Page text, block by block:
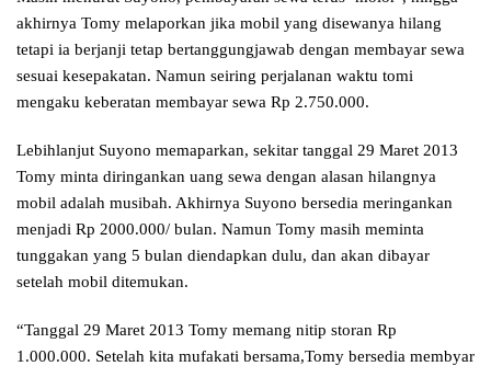
akhirnya Tomy melaporkan jika mobil yang disewanya hilang
tetapi ia berjanji tetap bertanggungjawab dengan membayar sewa
sesuai kesepakatan. Namun seiring perjalanan waktu tomi
mengaku keberatan membayar sewa Rp 2.750.000.
Lebihlanjut Suyono memaparkan, sekitar tanggal 29 Maret 2013
Tomy minta diringankan uang sewa dengan alasan hilangnya
mobil adalah musibah. Akhirnya Suyono bersedia meringankan
menjadi Rp 2000.000/ bulan. Namun Tomy masih meminta
tunggakan yang 5 bulan diendapkan dulu, dan akan dibayar
setelah mobil ditemukan.
“Tanggal 29 Maret 2013 Tomy memang nitip storan Rp
1.000.000. Setelah kita mufakati bersama,Tomy bersedia membyar